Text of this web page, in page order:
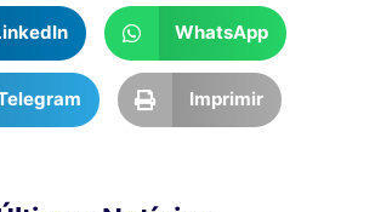
WhatsApp
Imprimir